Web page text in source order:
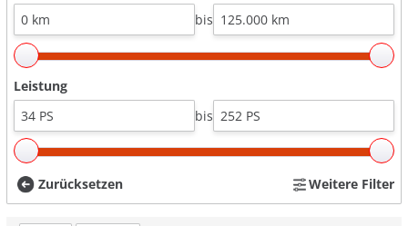
bis
Leistung
bis
Zurücksetzen Weitere Filter